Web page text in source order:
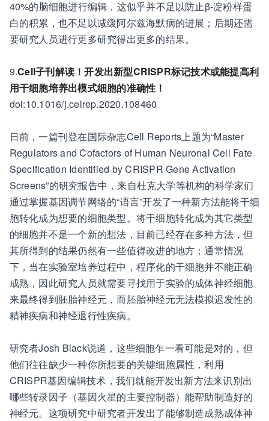
40%的脑细胞进行编辑，这似乎并不足以防止β-淀粉样蛋
白的积累，也不足以减缓阿尔兹海默病的进展；后期还需
要研究人员进行更多研究得出更多的结果。
9.Cell子刊解读！开发出新型CRISPR标记技术或能提高利
用干细胞培养出模式细胞的准确性！
doi:10.1016/j.celrep.2020.108460
日前，一篇刊登在国际杂志Cell Reports上题为“Master
Regulators and Cofactors of Human Neuronal Cell Fate
Specification Identified by CRISPR Gene Activation
Screens”的研究报告中，来自杜克大学等机构的科学家们
通过掌握基因调节网络的“语言”开发了一种新方法能将干细
胞转化成为想要的细胞类型。将干细胞转化成为其它类型
的细胞并不是一个新的想法，目前已经存在多种方法，但
其所得到的结果仍然有一些值得改进的地方；通常情况
下，当在实验室培养过程中，程序化的干细胞并不能正确
成熟，因此研究人员就需要寻找用于实验的成体神经细胞
来最终得到胚胎神经元，而胚胎神经元无法模拟迟发性的
精神疾病和神经退行性疾病。
研究者Josh Black说道，这些细胞乍一看可能是对的，但
他们往往缺少一种你所想要的关键细胞属性，利用
CRISPR基因编辑技术，我们就能开发出新方法来识别出
哪些转录因子（基因火星的主要控制器）能帮助制造好的
神经元。这项研究中研究者开发出了能够制造成熟成体神